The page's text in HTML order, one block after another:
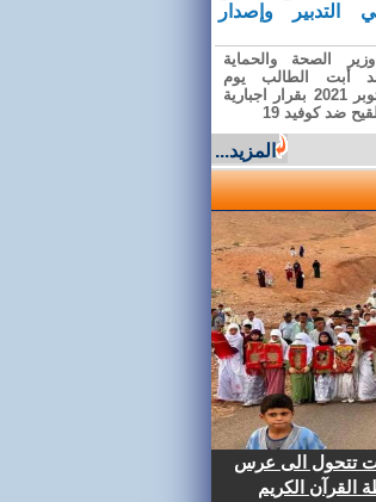
التدبير وإصدار
الصحة والحماية
أبت الطالب يوم
الخميس 21 أكتوبر 2021 بقرار اجبارية
ضد كوفيد 19
المزيد...
تتحول الى عرس
القرآن الكريم